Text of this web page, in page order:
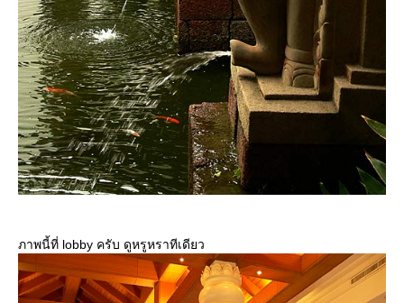
ภาพนี้ที่ lobby ครับ ดูหรูหราทีเดียว